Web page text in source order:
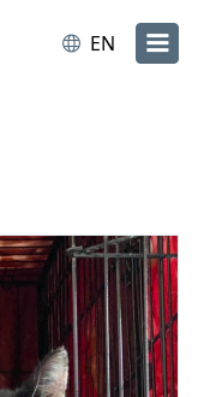
EN